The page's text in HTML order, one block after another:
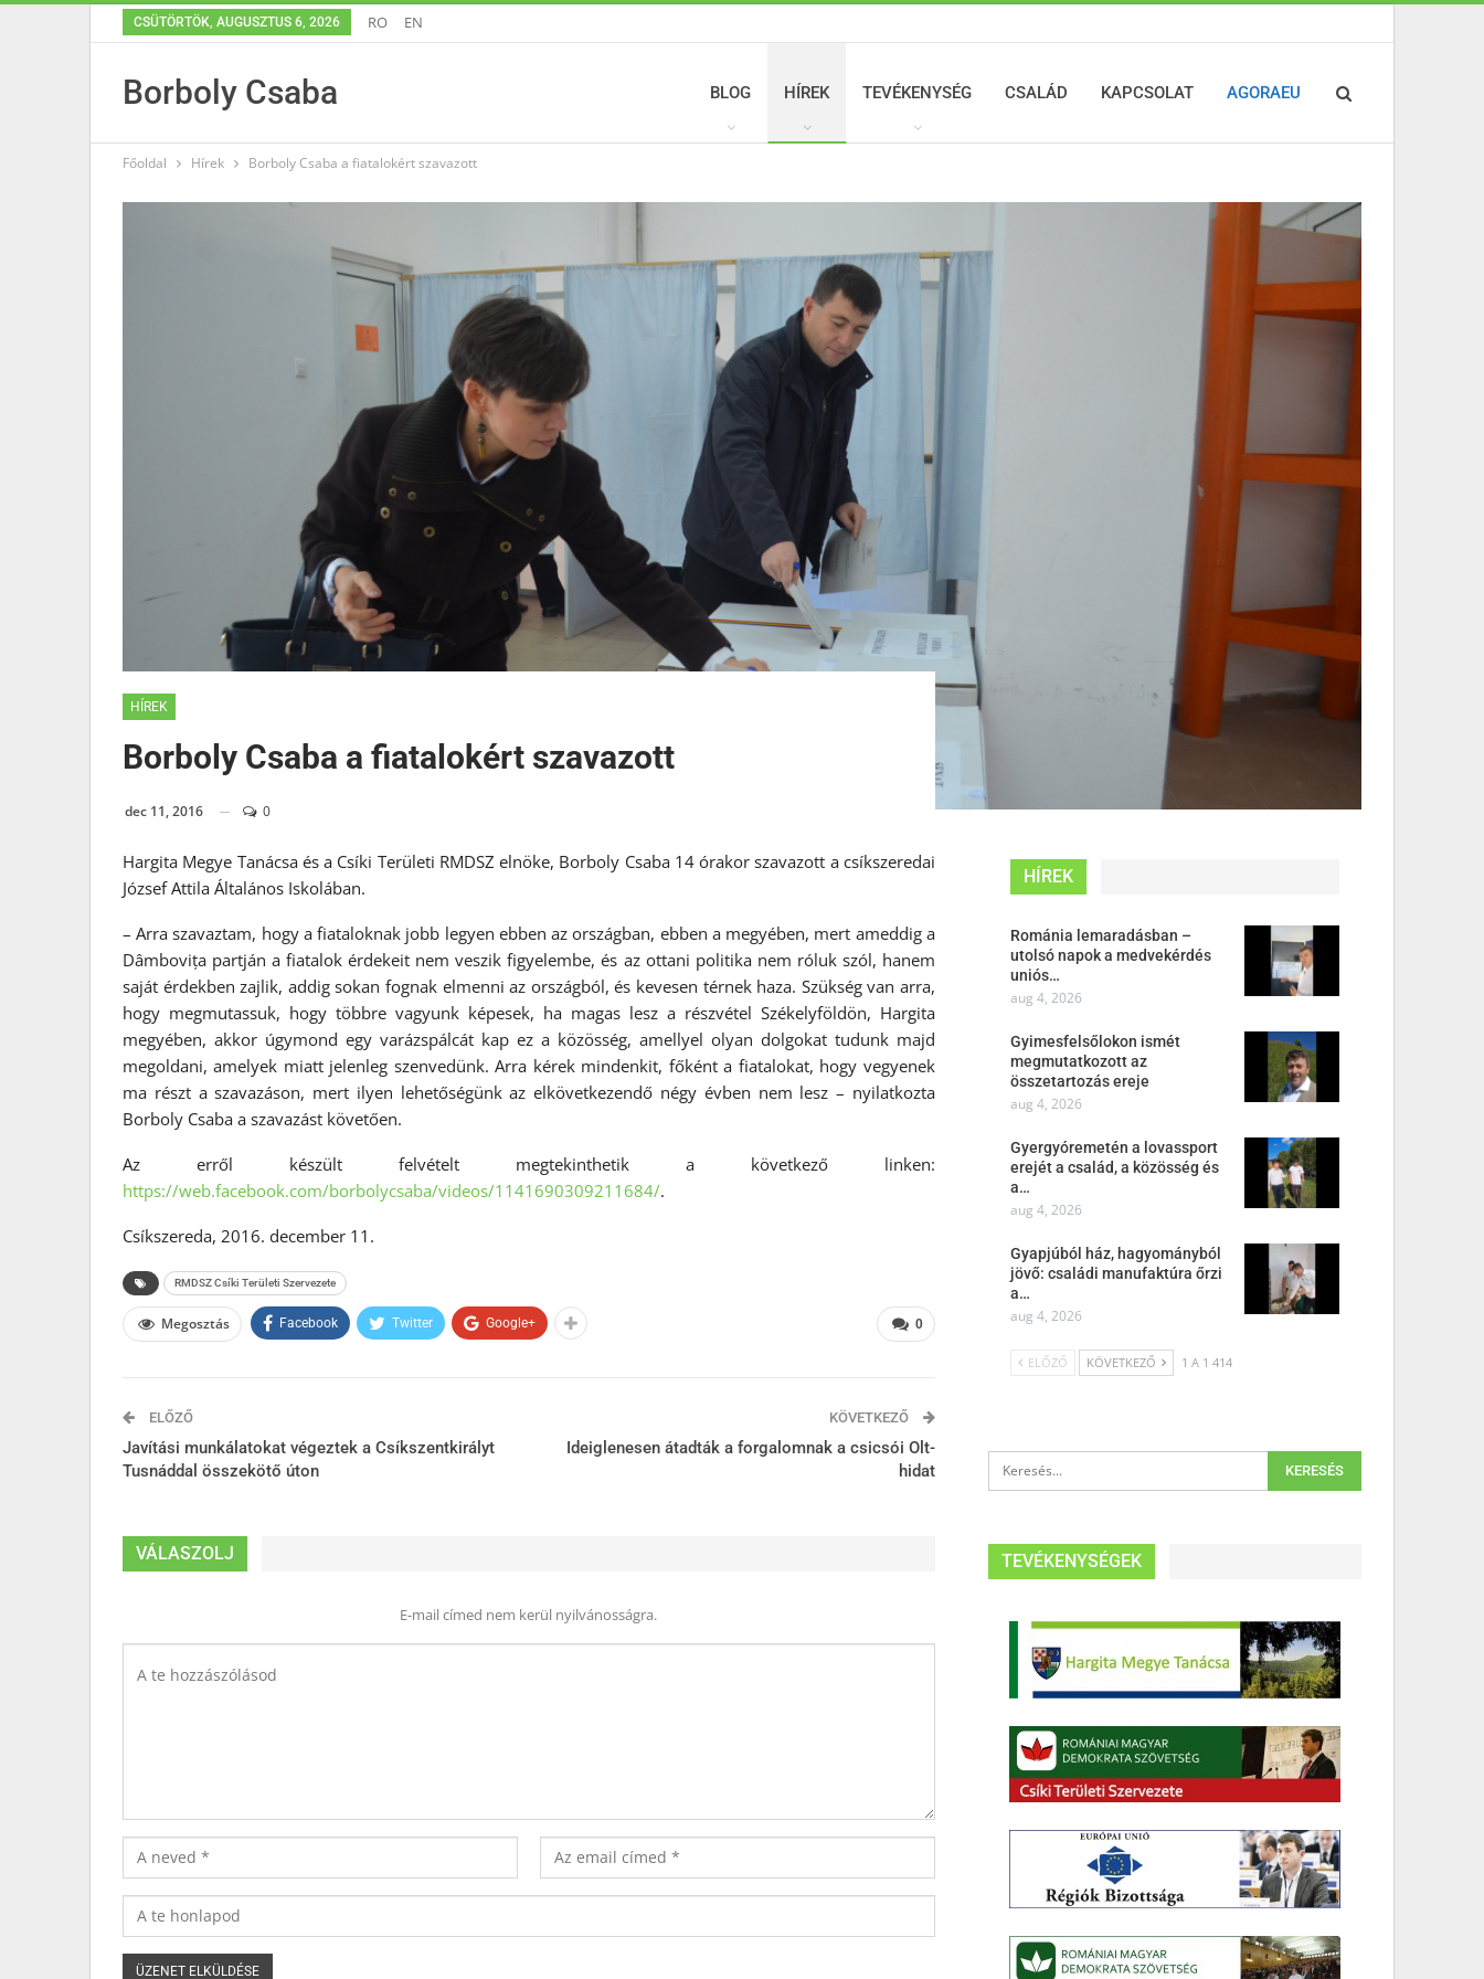
CSÜTÖRTÖK, AUGUSZTUS 6, 2026 RO EN
Borboly Csaba BLOG HÍREK TEVÉKENYSÉG CSALÁD KAPCSOLAT AGORAEU
Főoldal Hírek Borboly Csaba a fiatalokért szavazott
HÍREK
Borboly Csaba a fiatalokért szavazott
dec 11, 2016 0
Hargita Megye Tanácsa és a Csíki Területi RMDSZ elnöke, Borboly Csaba 14 órakor szavazott a csíkszeredai
József Attila Általános Iskolában.
– Arra szavaztam, hogy a fiataloknak jobb legyen ebben az országban, ebben a megyében, mert ameddig a
Dâmbovița partján a fiatalok érdekeit nem veszik figyelembe, és az ottani politika nem róluk szól, hanem
saját érdekben zajlik, addig sokan fognak elmenni az országból, és kevesen térnek haza. Szükség van arra,
hogy megmutassuk, hogy többre vagyunk képesek, ha magas lesz a részvétel Székelyföldön, Hargita
megyében, akkor úgymond egy varázspálcát kap ez a közösség, amellyel olyan dolgokat tudunk majd
megoldani, amelyek miatt jelenleg szenvedünk. Arra kérek mindenkit, főként a fiatalokat, hogy vegyenek
ma részt a szavazáson, mert ilyen lehetőségünk az elkövetkezendő négy évben nem lesz – nyilatkozta
Borboly Csaba a szavazást követően.
Az erről készült felvételt megtekinthetik a következő linken:
https://web.facebook.com/borbolycsaba/videos/1141690309211684/.
Csíkszereda, 2016. december 11.
RMDSZ Csíki Területi Szervezete
0
Megosztás Facebook Twitter Google+
ELŐZŐ
Javítási munkálatokat végeztek a Csíkszentkirályt
Tusnáddal összekötő úton
KÖVETKEZŐ
Ideiglenesen átadták a forgalomnak a csicsói Olt-
hidat
VÁLASZOLJ
E-mail címed nem kerül nyilvánosságra.
HÍREK
Románia lemaradásban –
utolsó napok a medvekérdés
uniós…
aug 4, 2026
Gyimesfelsőlokon ismét
megmutatkozott az
összetartozás ereje
aug 4, 2026
Gyergyóremetén a lovassport
erejét a család, a közösség és
a…
aug 4, 2026
Gyapjúból ház, hagyományból
jövő: családi manufaktúra őrzi
a…
aug 4, 2026
ELŐZŐ KÖVETKEZŐ 1 A 1 414
TEVÉKENYSÉGEK